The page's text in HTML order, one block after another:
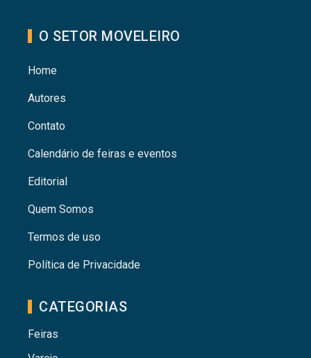
O SETOR MOVELEIRO
Home
Autores
Contato
Calendário de feiras e eventos
Editorial
Quem Somos
Termos de uso
Política de Privacidade
CATEGORIAS
Feiras